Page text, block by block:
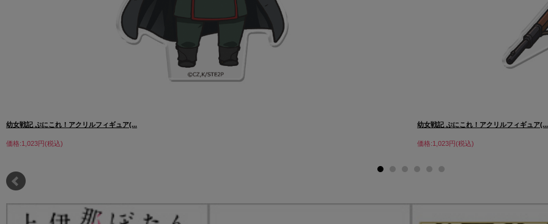
幼女戦記 ぷにこれ！アクリルフィギュア(...
価格:1,023円(税込)
幼女戦記 ぷにこれ！アクリルフィギュア(...
価格:1,023円(税込)